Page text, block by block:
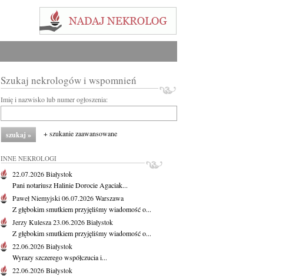
Szukaj nekrologów i wspomnień
Imię i nazwisko lub numer ogłoszenia:
+ szukanie zaawansowane
INNE NEKROLOGI
22.07.2026Białystok
Pani notariusz Halinie Dorocie Agaciak...
Paweł Niemyjski06.07.2026Warszawa
Z głębokim smutkiem przyjęliśmy wiadomość o...
Jerzy Kulesza23.06.2026Białystok
Z głębokim smutkiem przyjęliśmy wiadomość o...
22.06.2026Białystok
Wyrazy szczerego współczucia i...
22.06.2026Białystok